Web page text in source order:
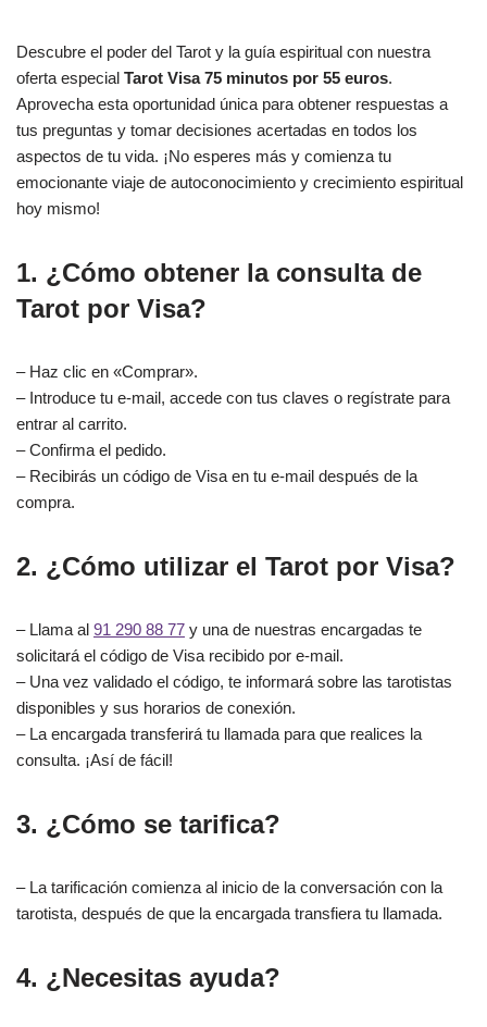
Descubre el poder del Tarot y la guía espiritual con nuestra
oferta especial Tarot Visa 75 minutos por 55 euros.
Aprovecha esta oportunidad única para obtener respuestas a
tus preguntas y tomar decisiones acertadas en todos los
aspectos de tu vida. ¡No esperes más y comienza tu
emocionante viaje de autoconocimiento y crecimiento espiritual
hoy mismo!
1. ¿Cómo obtener la consulta de
Tarot por Visa?
– Haz clic en «Comprar».
– Introduce tu e-mail, accede con tus claves o regístrate para
entrar al carrito.
– Confirma el pedido.
– Recibirás un código de Visa en tu e-mail después de la
compra.
2. ¿Cómo utilizar el Tarot por Visa?
– Llama al 91 290 88 77 y una de nuestras encargadas te
solicitará el código de Visa recibido por e-mail.
– Una vez validado el código, te informará sobre las tarotistas
disponibles y sus horarios de conexión.
– La encargada transferirá tu llamada para que realices la
consulta. ¡Así de fácil!
3. ¿Cómo se tarifica?
– La tarificación comienza al inicio de la conversación con la
tarotista, después de que la encargada transfiera tu llamada.
4. ¿Necesitas ayuda?